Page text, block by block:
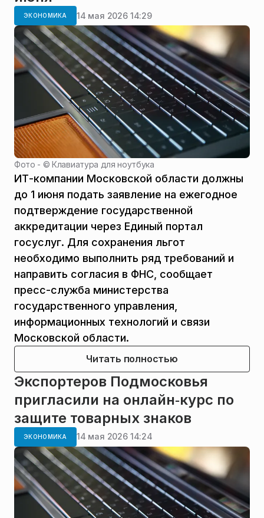
ЭКОНОМИКА 14 мая 2026 14:29
Фото - ©Клавиатура для ноутбука
ИТ-компании Московской области должны
до 1 июня подать заявление на ежегодное
подтверждение государственной
аккредитации через Единый портал
госуслуг. Для сохранения льгот
необходимо выполнить ряд требований и
направить согласия в ФНС, сообщает
пресс-служба министерства
государственного управления,
информационных технологий и связи
Московской области.
Читать полностью
Экспортеров Подмосковья
пригласили на онлайн‑курс по
защите товарных знаков
ЭКОНОМИКА 14 мая 2026 14:24